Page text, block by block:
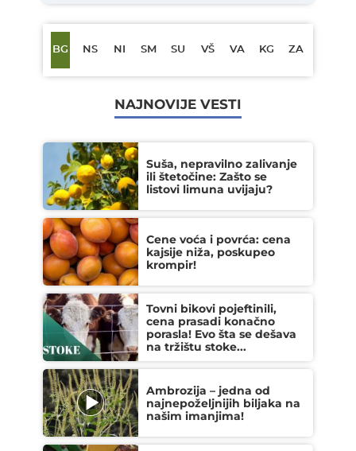
BG NS NI SM SU VŠ VA KG ZA
NAJNOVIJE VESTI
Suša, nepravilno zalivanje
ili štetočine: Zašto se
listovi limuna uvijaju?
Cene voća i povrća: cena
kajsije niža, poskupeo
krompir!
Tovni bikovi pojeftinili,
cena prasadi konačno
porasla! Evo šta se dešava
na tržištu stoke...
Ambrozija – jedna od
najnepoželjnijih biljaka na
našim imanjima!